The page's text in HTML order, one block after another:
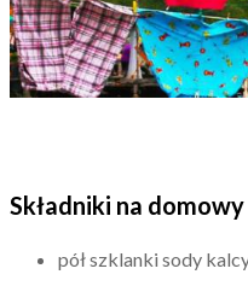
Składniki na
pół szklanki sody